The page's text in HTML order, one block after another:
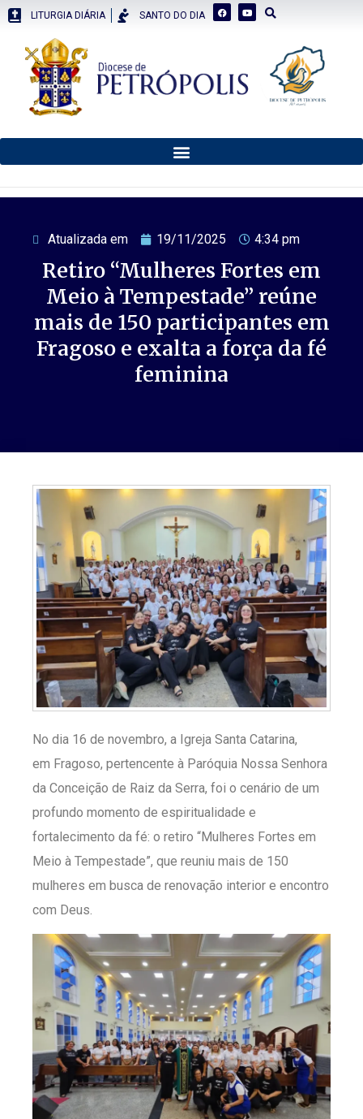
LITURGIA DIÁRIA SANTO DO DIA
Atualizada em 19/11/2025 4:34 pm
Retiro “Mulheres Fortes em
Meio à Tempestade” reúne
mais de 150 participantes em
Fragoso e exalta a força da fé
feminina
No dia 16 de novembro, a Igreja Santa Catarina,
em Fragoso, pertencente à Paróquia Nossa Senhora
da Conceição de Raiz da Serra, foi o cenário de um
profundo momento de espiritualidade e
fortalecimento da fé: o retiro “Mulheres Fortes em
Meio à Tempestade”, que reuniu mais de 150
mulheres em busca de renovação interior e encontro
com Deus.